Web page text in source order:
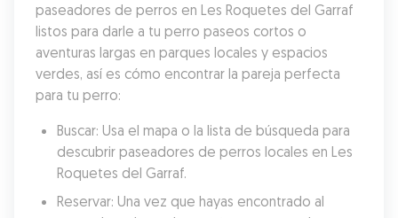
paseadores de perros en Les Roquetes del Garraf
listos para darle a tu perro paseos cortos o
aventuras largas en parques locales y espacios
verdes, así es cómo encontrar la pareja perfecta
para tu perro:
Buscar: Usa el mapa o la lista de búsqueda para
descubrir paseadores de perros locales en Les
Roquetes del Garraf.
Reservar: Una vez que hayas encontrado al